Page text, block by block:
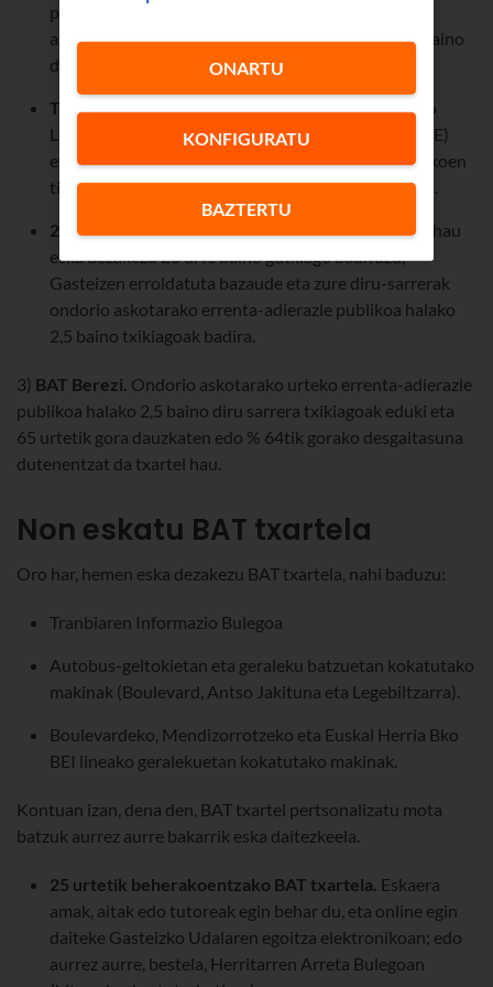
programako laguntzarik ez jasotzea eta ondorio
askotarako errenta-adierazle publikoa halako 2,5 baino
diru-sarrera txikiagoak izatea.
Txartel sozialaren onuradunak.Gizarte Larrialdiko
Laguntzen, Diru Sarrerak Bermatzeko Errenta (DSBE)
eta/edo udal-prestazio ekonomiko eta ez-ekonomikoen
titularrek edo hobaridunek eska dezaketen txartela.
26 urtetik beherakoak (BAT 30D Gaztea).Txartel hau
eska dezakezu 26 urte baino gutxiago badituzu,
Gasteizen erroldatuta bazaude eta zure diru-sarrerak
ondorio askotarako errenta-adierazle publikoa halako
2,5 baino txikiagoak badira.
3) BAT Berezi. Ondorio askotarako urteko errenta-adierazle
publikoa halako 2,5 baino diru sarrera txikiagoak eduki eta
65 urtetik gora dauzkaten edo % 64tik gorako desgaitasuna
dutenentzat da txartel hau.
Non eskatu BAT txartela
Oro har, hemen eska dezakezu BAT txartela, nahi baduzu:
Tranbiaren Informazio Bulegoa
Autobus-geltokietan eta geraleku batzuetan kokatutako
makinak (Boulevard, Antso Jakituna eta Legebiltzarra).
Boulevardeko, Mendizorrotzeko eta Euskal Herria Bko
BEI lineako geralekuetan kokatutako makinak.
Kontuan izan, dena den, BAT txartel pertsonalizatu mota
batzuk aurrez aurre bakarrik eska daitezkeela.
25 urtetik beherakoentzako BAT txartela. Eskaera
amak, aitak edo tutoreak egin behar du, eta online egin
daiteke Gasteizko Udalaren egoitza elektronikoan; edo
aurrez aurre, bestela, Herritarren Arreta Bulegoan
KONFIGURATU
BAZTERTU
ONARTU